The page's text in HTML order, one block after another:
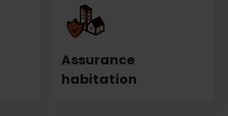
Assurance
habitation